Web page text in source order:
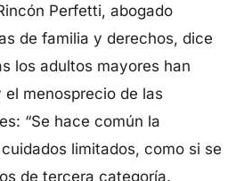
Perfetti, abogado
de familia y derechos, dice
los adultos mayores han
menosprecio de las
“Se hace común la
limitados, como si se
de tercera categoría.